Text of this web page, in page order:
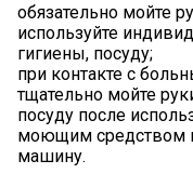
обязательно мойте
используйте
гигиены, посуду;
при контакте с
тщательно мойте
посуду после
моющим средством
машину.